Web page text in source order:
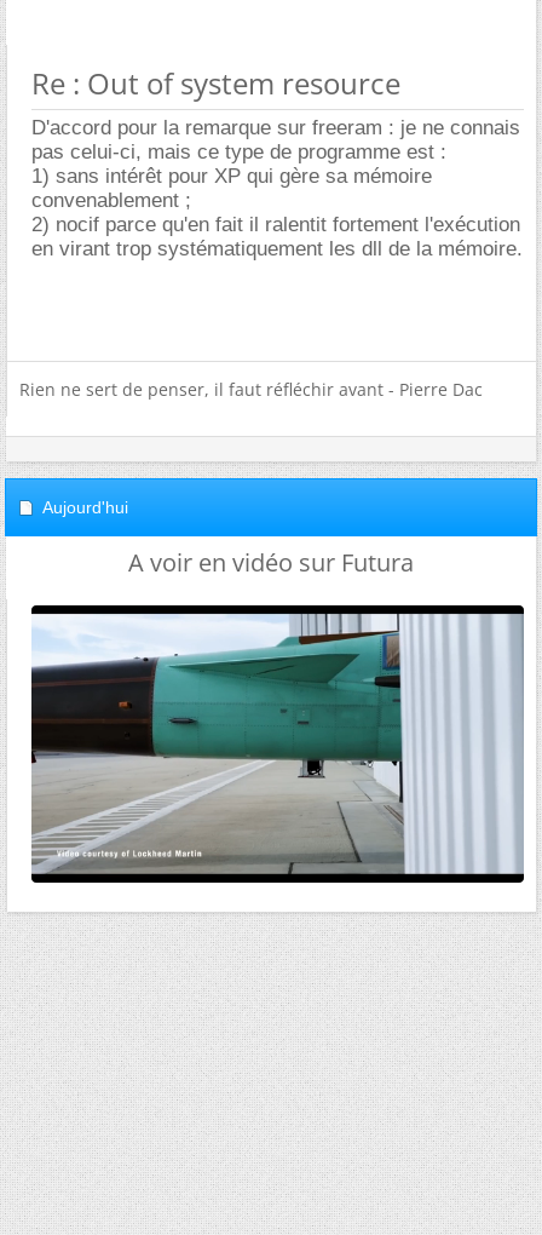
Re : Out of system resource
D'accord pour la remarque sur freeram : je ne connais
pas celui-ci, mais ce type de programme est :
1) sans intérêt pour XP qui gère sa mémoire
convenablement ;
2) nocif parce qu'en fait il ralentit fortement l'exécution
en virant trop systématiquement les dll de la mémoire.
Rien ne sert de penser, il faut réfléchir avant - Pierre Dac
Aujourd'hui
A voir en vidéo sur Futura